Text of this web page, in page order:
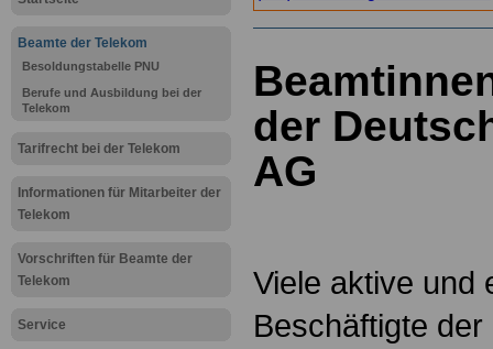
Beamte der Telekom
Besoldungstabelle PNU
Berufe und Ausbildung bei der
Telekom
Tarifrecht bei der Telekom
Informationen für Mitarbeiter der
Telekom
Vorschriften für Beamte der
Telekom
Service
der
AG
Viele aktive und
Beschäftigte